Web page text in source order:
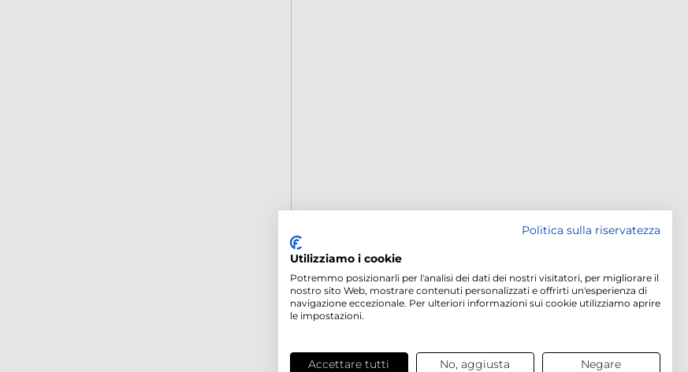
Politica sulla riservatezza
Utilizziamo i cookie
Potremmo posizionarli per l'analisi dei dati dei nostri visitatori, per migliorare il
nostro sito Web, mostrare contenuti personalizzati e offrirti un'esperienza di
navigazione eccezionale. Per ulteriori informazioni sui cookie utilizziamo aprire
le impostazioni.
Accettare tutti No, aggiusta Negare